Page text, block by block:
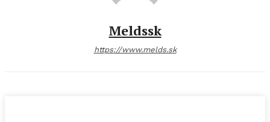
Meldssk
https://www.melds.sk